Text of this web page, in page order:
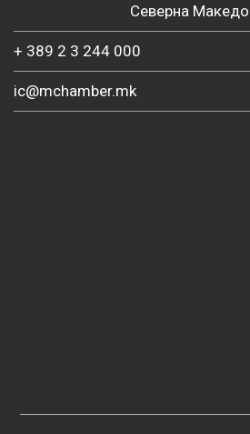
Северна
+ 389 2 3 244 000
ic@mchamber.mk